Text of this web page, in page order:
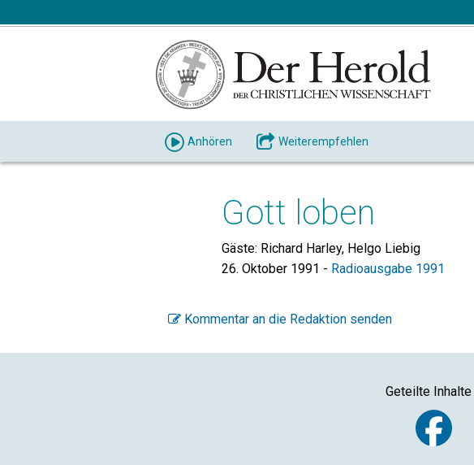
Anhören Weiterempfehlen
Gott loben
Gäste: Richard Harley, Helgo Liebig
26. Oktober 1991 - Radioausgabe 1991
Kommentar an die Redaktion senden
Geteilte